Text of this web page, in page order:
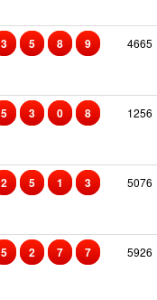
3 5 8 9 4665
5 3 0 8 1256
2 5 1 3 5076
5 2 7 7 5926